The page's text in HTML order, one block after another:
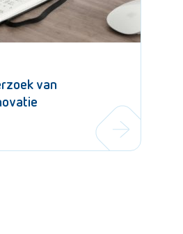
van